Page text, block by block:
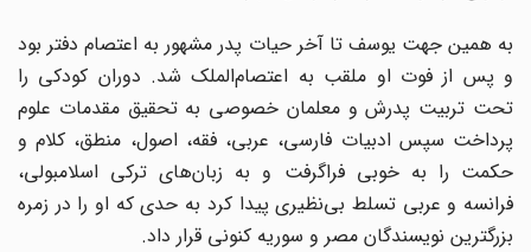
به همین جهت یوسف تا آخر حیات پدر مشهور به اعتصام دفتر بود
و پس از فوت او ملقب به اعتصام‌الملک شد. دوران کودکی را
تحت تربیت پدرش و معلمان خصوصی به تحقیق مقدمات علوم
پرداخت سپس ادبیات فارسی، عربی، فقه، اصول، منطق، کلام و
حکمت را به خوبی فراگرفت و به زبان‌های ترکی اسلامبولی،
فرانسه و عربی تسلط بی‌نظیری پیدا کرد به‌ حدی که او را در زمره
بزرگترین نویسندگان مصر و سوریه کنونی قرار داد.